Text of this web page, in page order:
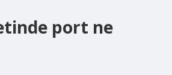
port ne